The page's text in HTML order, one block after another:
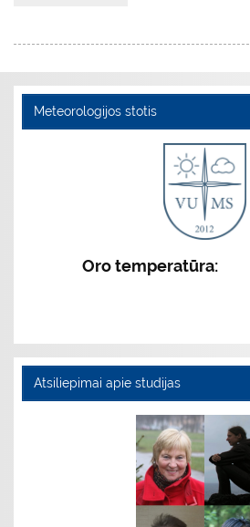
Meteorologijos stotis
Oro temperatūra:
Atsiliepimai apie studijas